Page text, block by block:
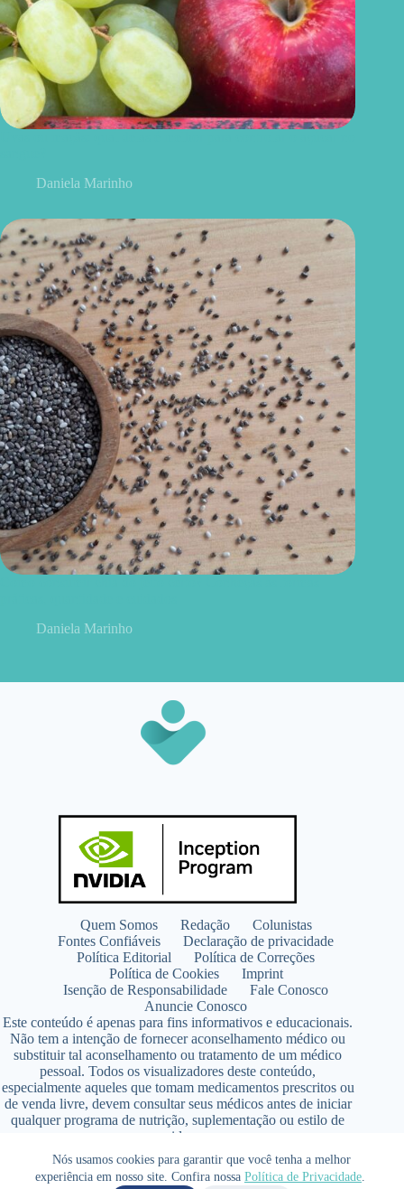
Nós usamos cookies para garantir que você tenha a melhor
experiência em nosso site. Confira nossa Política de Privacidade.
Daniela Marinho
Daniela Marinho
Quem Somos Redação
Colunistas
Fontes Confiáveis
Declaração de privacidade
Política Editorial
Política de Correções
Política de Cookies
Imprint
Isenção de Responsabilidade
Fale Conosco
Anuncie Conosco
Este conteúdo é apenas para fins informativos e educacionais.
Não tem a intenção de fornecer aconselhamento médico ou
substituir tal aconselhamento ou tratamento de um médico
pessoal. Todos os visualizadores deste conteúdo,
especialmente aqueles que tomam medicamentos prescritos ou
de venda livre, devem consultar seus médicos antes de iniciar
qualquer programa de nutrição, suplementação ou estilo de
vida.
Copyright © 2026 - SaúdeLAB.com pertence ao grupo
VKCF Soluções Digitais Ltda - CNPJ n° 43.726.917/0001-80